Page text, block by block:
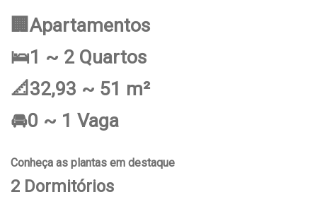
🏢Apartamentos
🛌1 ~ 2 Quartos
📐32,93 ~ 51 m²
🚘0 ~ 1 Vaga
Conheça as plantas em destaque
2 Dormitórios